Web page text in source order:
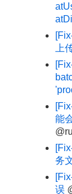
上
能
务
误